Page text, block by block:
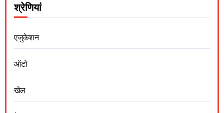
श्रेणियां
एजुकेशन
ऑटो
खेल